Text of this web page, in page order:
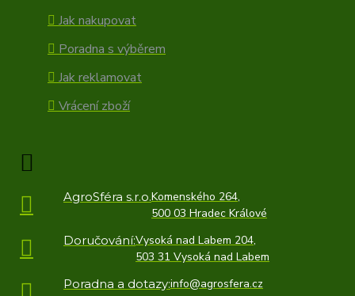
Jak nakupovat
Poradna s výběrem
Jak reklamovat
Vrácení zboží
AgroSféra s.r.o.Komenského 264,
500 03 Hradec Králové
Doručování:Vysoká nad Labem 204,
503 31 Vysoká nad Labem
Poradna a dotazy:info@agrosfera.cz